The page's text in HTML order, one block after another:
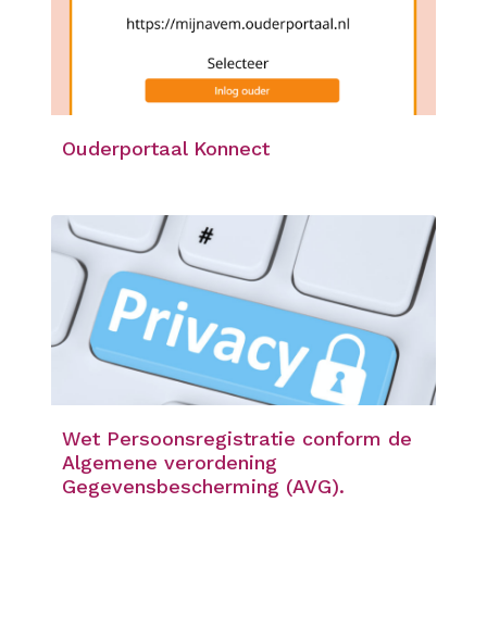
Ouderportaal Konnect
Wet Persoonsregistratie conform de
Algemene verordening
Gegevensbescherming (AVG).